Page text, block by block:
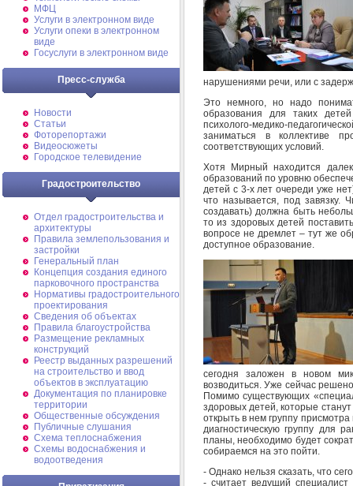
МФЦ
Услуги в электронном виде
Услуги опеки в электронном
виде
Госуслуги в электронном виде
Пресс-служба
Новости
Статьи
Фоторепортажи
Видеосюжеты
Городское телевидение
Градостроительство
Отдел градостроительства и
архитектуры
Правила землепользования и
застройки
Генеральный план
Концепция создания единого
парковочного пространства
Нормативы градостроительного
проектирования
Сведения об объектах
Правила благоустройства
Размещение рекламных
конструкций
Реестр выданных разрешений
на строительство и ввод
объектов в эксплуатацию
Документация по планировке
территории
Общественные обсуждения
Публичные слушания
Схема теплоснабжения
Схемы водоснабжения и
водоотведения
нарушениями речи, или с
Это немного, но надо
образования для таких
психолого-медико-
заниматься в коллективе
соответствующих условий.
Хотя Мирный находится
образований по уровню
детей с 3-х лет очереди уже
что называется, под завязку.
создавать) должна быть
то из здоровых детей
вопросе не дремлет – тут же
доступное образование.
сегодня заложен в новом
возводиться. Уже сейчас
Помимо существующих
здоровых детей, которые
открыть в нем группу
диагностическую группу для
планы, необходимо будет
собираемся на это пойти.
- Однако нельзя сказать, что
- считает ведущий